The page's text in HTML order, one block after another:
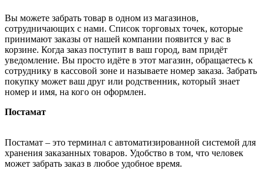
Вы можете забрать товар в одном из магазинов,
сотрудничающих с нами. Список торговых точек, которые
принимают заказы от нашей компании появится у вас в
корзине. Когда заказ поступит в ваш город, вам придёт
уведомление. Вы просто идёте в этот магазин, обращаетесь к
сотруднику в кассовой зоне и называете номер заказа. Забрать
покупку может ваш друг или родственник, который знает
номер и имя, на кого он оформлен.
Постамат
Постамат – это терминал с автоматизированной системой для
хранения заказанных товаров. Удобство в том, что человек
может забрать заказ в любое удобное время.